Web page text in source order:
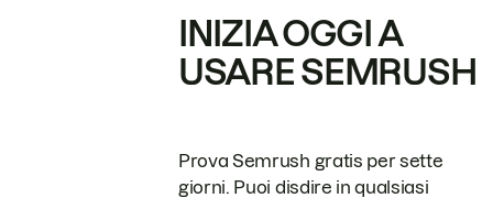
INIZIA OGGI A
USARE SEMRUSH
Prova Semrush gratis per sette
giorni. Puoi disdire in qualsiasi